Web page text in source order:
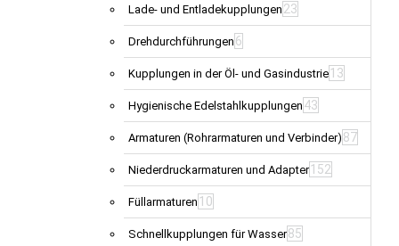
Lade- und Entladekupplungen 23
Drehdurchführungen 6
Kupplungen in der Öl- und Gasindustrie 13
Hygienische Edelstahlkupplungen 43
Armaturen (Rohrarmaturen und Verbinder) 87
Niederdruckarmaturen und Adapter 152
Füllarmaturen 10
Schnellkupplungen für Wasser85